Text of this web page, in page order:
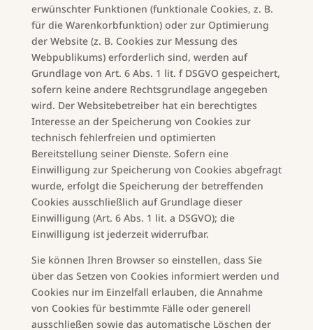
erwünschter Funktionen (funktionale Cookies, z. B.
für die Warenkorbfunktion) oder zur Optimierung
der Website (z. B. Cookies zur Messung des
Webpublikums) erforderlich sind, werden auf
Grundlage von Art. 6 Abs. 1 lit. f DSGVO gespeichert,
sofern keine andere Rechtsgrundlage angegeben
wird. Der Websitebetreiber hat ein berechtigtes
Interesse an der Speicherung von Cookies zur
technisch fehlerfreien und optimierten
Bereitstellung seiner Dienste. Sofern eine
Einwilligung zur Speicherung von Cookies abgefragt
wurde, erfolgt die Speicherung der betreffenden
Cookies ausschließlich auf Grundlage dieser
Einwilligung (Art. 6 Abs. 1 lit. a DSGVO); die
Einwilligung ist jederzeit widerrufbar.
Sie können Ihren Browser so einstellen, dass Sie
über das Setzen von Cookies informiert werden und
Cookies nur im Einzelfall erlauben, die Annahme
von Cookies für bestimmte Fälle oder generell
ausschließen sowie das automatische Löschen der